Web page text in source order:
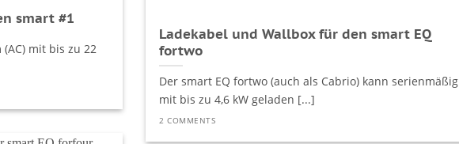
smart #1
mit bis zu 22
Ladekabel und Wallbox für den smart EQ
fortwo
Der smart EQ fortwo (auch als Cabrio) kann serienmäßig
mit bis zu 4,6 kW geladen [...]
2 COMMENTS